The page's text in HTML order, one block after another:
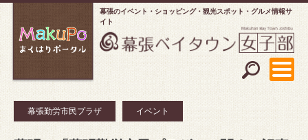
幕張のイベント・ショッピング
観光スポット・グルメ情報サ
イト
幕張勤労市民プラザ イベント